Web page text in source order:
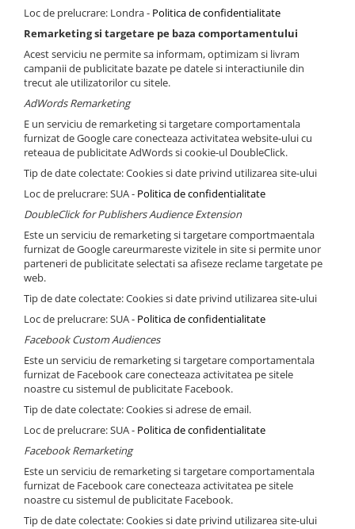
Loc de prelucrare: Londra - Politica de confidentialitate
Remarketing si targetare pe baza comportamentului
Acest serviciu ne permite sa informam, optimizam si livram
campanii de publicitate bazate pe datele si interactiunile din
trecut ale utilizatorilor cu sitele.
AdWords Remarketing
E un serviciu de remarketing si targetare comportamentala
furnizat de Google care conecteaza activitatea website-ului cu
reteaua de publicitate AdWords si cookie-ul DoubleClick.
Tip de date colectate: Cookies si date privind utilizarea site-ului
Loc de prelucrare: SUA - Politica de confidentialitate
DoubleClick for Publishers Audience Extension
Este un serviciu de remarketing si targetare comportmaentala
furnizat de Google careurmareste vizitele in site si permite unor
parteneri de publicitate selectati sa afiseze reclame targetate pe
web.
Tip de date colectate: Cookies si date privind utilizarea site-ului
Loc de prelucrare: SUA - Politica de confidentialitate
Facebook Custom Audiences
Este un serviciu de remarketing si targetare comportamentala
furnizat de Facebook care conecteaza activitatea pe sitele
noastre cu sistemul de publicitate Facebook.
Tip de date colectate: Cookies si adrese de email.
Loc de prelucrare: SUA - Politica de confidentialitate
Facebook Remarketing
Este un serviciu de remarketing si targetare comportamentala
furnizat de Facebook care conecteaza activitatea pe sitele
noastre cu sistemul de publicitate Facebook.
Tip de date colectate: Cookies si date privind utilizarea site-ului